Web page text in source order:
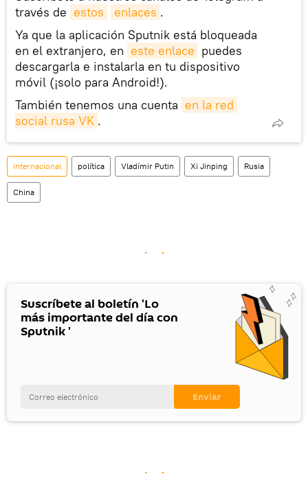
través de estos enlaces .
Ya que la aplicación Sputnik está bloqueada
en el extranjero, en este enlace puedes
descargarla e instalarla en tu dispositivo
móvil (¡solo para Android!).
También tenemos una cuenta en la red
social rusa VK .
Internacional política Vladímir Putin Xi Jinping Rusia
China
Suscríbete al boletín 'Lo
más importante del día con
Sputnik '